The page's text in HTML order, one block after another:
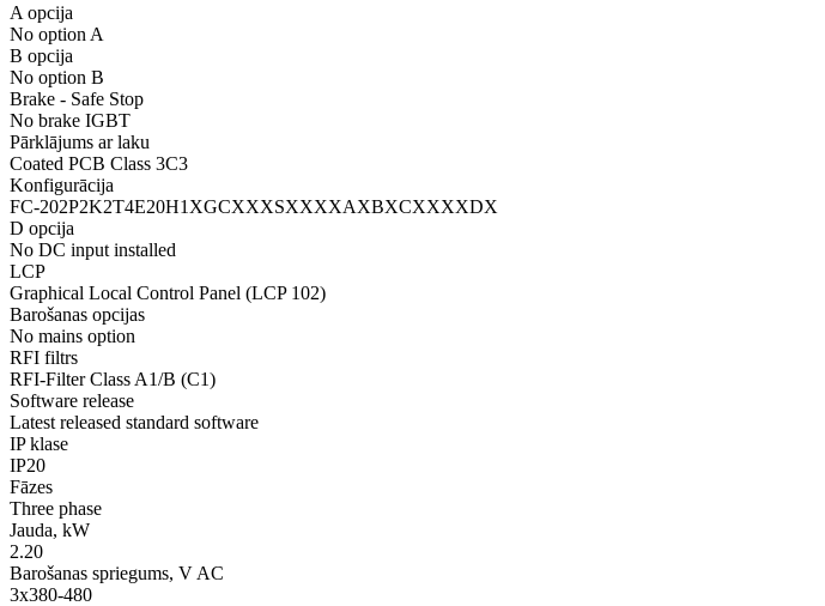
A opcija
No option A
B opcija
No option B
Brake - Safe Stop
No brake IGBT
Pārklājums ar laku
Coated PCB Class 3C3
Konfigurācija
FC-202P2K2T4E20H1XGCXXXSXXXXAXBXCXXXXDX
D opcija
No DC input installed
LCP
Graphical Local Control Panel (LCP 102)
Barošanas opcijas
No mains option
RFI filtrs
RFI-Filter Class A1/B (C1)
Software release
Latest released standard software
IP klase
IP20
Fāzes
Three phase
Jauda, kW
2.20
Barošanas spriegums, V AC
3x380-480